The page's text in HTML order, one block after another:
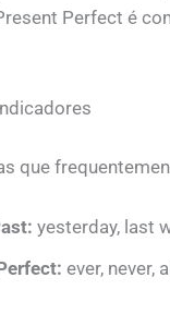
Perfect é
que
yesterday, last
ever, never,